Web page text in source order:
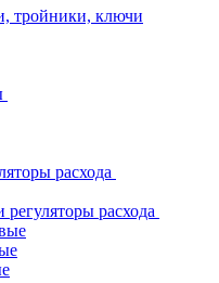
тройники, ключи
расхода
регуляторы расхода